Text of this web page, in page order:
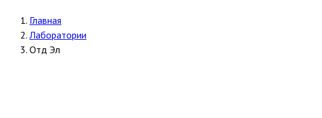
Главная
Лаборатории
Отд Эл